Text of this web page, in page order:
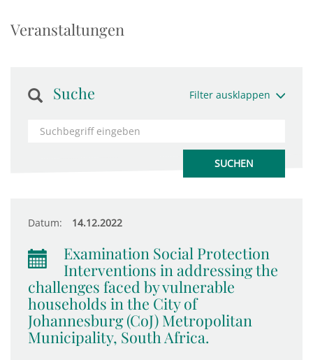
Veranstaltungen
Suche Filter ausklappen
Datum: 14.12.2022
Examination Social Protection
Interventions in addressing the
challenges faced by vulnerable
households in the City of
Johannesburg (CoJ) Metropolitan
Municipality, South Africa.